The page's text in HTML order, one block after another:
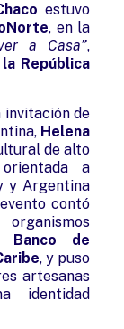
estuvo
, en la
a Casa”,
República
de
Helena
de alto
a
y Argentina
contó
Banco de
, y puso
artesanas
identidad